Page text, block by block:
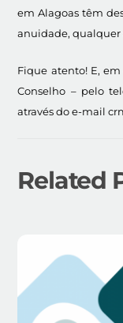
em Alagoas têm
anuidade, qualquer
Fique atento! E,
Conselho – pelo
através do e-mail
Related